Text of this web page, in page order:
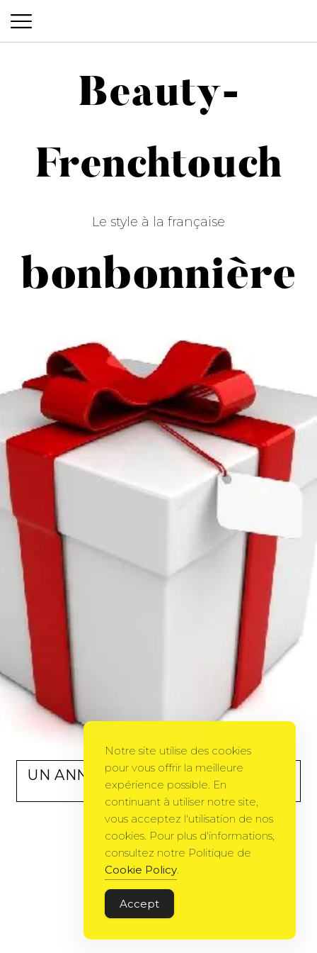
Beauty-Frenchtouch
Beauty-
Frenchtouch
Le style à la française
bonbonnière
UN ANNIVERSAIRE DE PRINCESSE
FAMILLEBYELENA572002 23 AVRIL 2014
Gema Theme
Notre site utilise des cookies
pour vous offrir la meilleure
expérience possible. En
continuant à utiliser notre site,
vous acceptez l'utilisation de nos
cookies. Pour plus d'informations,
consultez notre Politique de
Cookie Policy.
Accept